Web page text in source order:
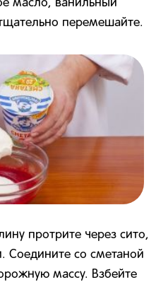
масло, ванильный
перемешайте.
протрите через сито,
Соедините со сметаной
массу. Взбейте